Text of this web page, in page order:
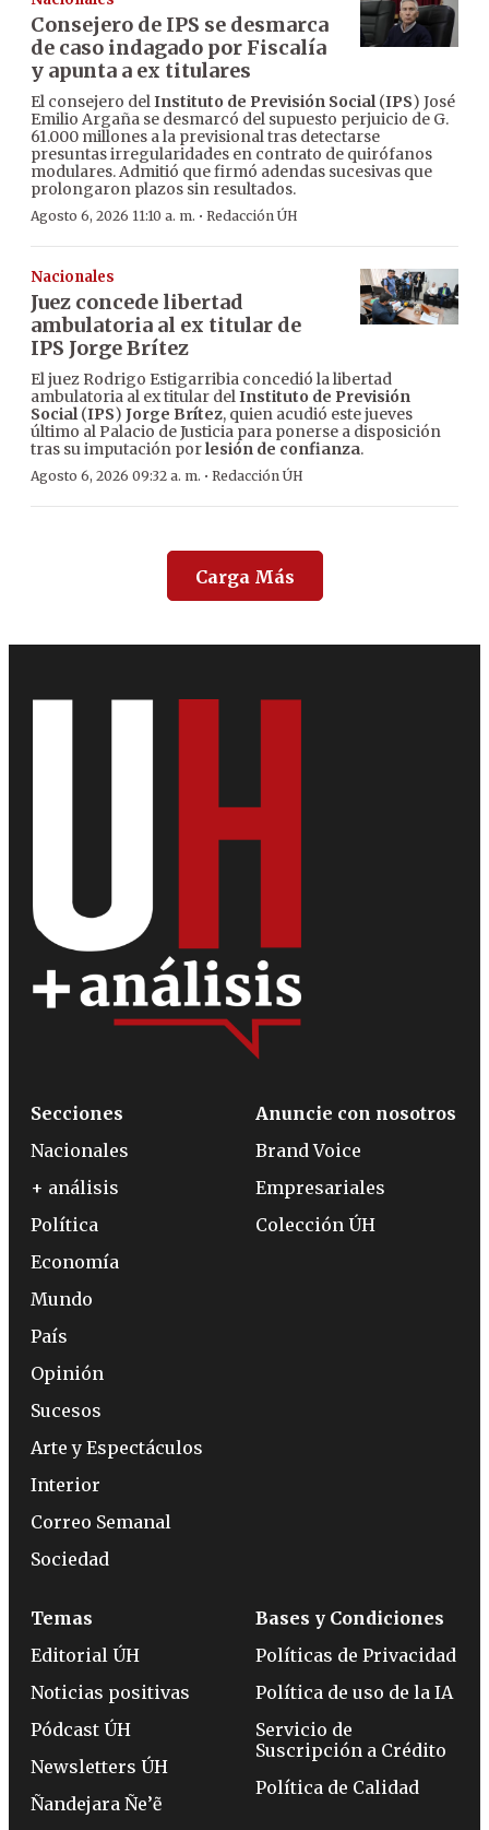
Consejero de IPS se desmarca
de caso indagado por Fiscalía
y apunta a ex titulares
El consejero delInstituto de Previsión Social(IPS) José
Emilio Argaña se desmarcó del supuesto perjuicio de G.
61.000 millones a la previsional tras detectarse
presuntas irregularidades en contrato de quirófanos
modulares. Admitió que firmó adendas sucesivas que
prolongaron plazos sin resultados.
Agosto 6, 2026 11:10 a. m. · Redacción ÚH
Nacionales
Juez concede libertad
ambulatoria al ex titular de
IPS Jorge Brítez
El juez Rodrigo Estigarribia concedió la libertad
ambulatoria al ex titular delInstituto de Previsión
Social(IPS) Jorge Brítez, quien acudió este jueves
último al Palacio de Justicia para ponerse a disposición
tras su imputación porlesión de confianza.
Agosto 6, 2026 09:32 a. m. · Redacción ÚH
Carga Más
Secciones
Nacionales
+ análisis
Política
Economía
Mundo
País
Opinión
Sucesos
Arte y Espectáculos
Interior
Correo Semanal
Sociedad
Anuncie con nosotros
Brand Voice
Empresariales
Colección ÚH
Temas
Editorial ÚH
Noticias positivas
Pódcast ÚH
Newsletters ÚH
Ñandejara Ñe’ẽ
Bases y Condiciones
Políticas de Privacidad
Política de uso de la IA
Servicio de
Suscripción a Crédito
Política de Calidad